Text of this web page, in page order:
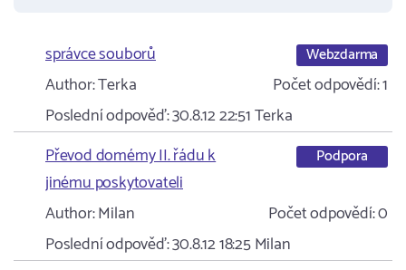
správce souborů Webzdarma
Author:Terka Počet odpovědí:1
Poslední odpověď:30.8.12 22:51Terka
Převod domémy II. řádu k
jinému poskytovateli
Podpora
Author:Milan Počet odpovědí:0
Poslední odpověď:30.8.12 18:25Milan